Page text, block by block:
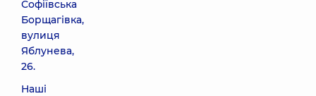
Софіївська
Борщагівка,
вулиця
Яблунева,
26.
Наші